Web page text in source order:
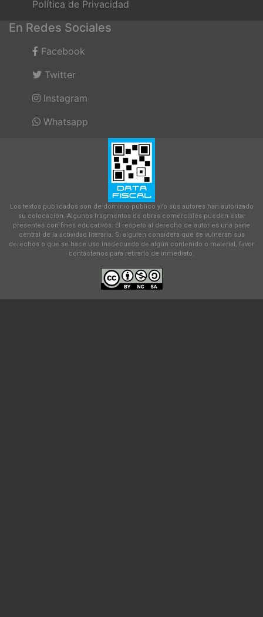
Política de Privacidad
En Redes Sociales
Facebook
Twitter
Instagram
Whatsapp
Los textos publicados son de dominio público y/o sus autores han autorizado
su colocación. Algunos fragmentos de obras comerciales pueden estar
presentes con fines educativos. El respeto al derecho de autor es una parte
central de la actividad literaria. Si alguien considera que se vulneran sus
derechos o que se hace uso inadecuado de algún contenido o material, favor
contáctenos para retirarlo de inmediato.